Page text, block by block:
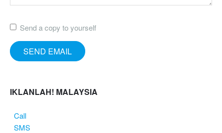
Send a copy to yourself
SEND EMAIL
IKLANLAH! MALAYSIA
Call
SMS